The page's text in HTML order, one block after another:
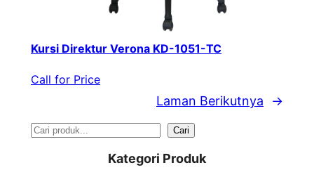
Kursi Direktur Verona KD-1051-TC
Call for Price
Laman Berikutnya →
S
Cari
Kategori Produk